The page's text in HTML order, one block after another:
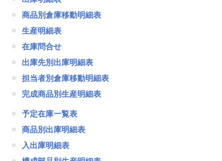
商品別倉庫移動明細表
生産明細表
在庫問合せ
出庫先別出庫明細表
担当者別倉庫移動明細表
完成商品別生産明細表
予定在庫一覧表
商品別出庫明細表
入出庫明細表